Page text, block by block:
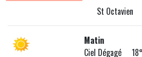
St Octavien
Matin
Ciel Dégagé